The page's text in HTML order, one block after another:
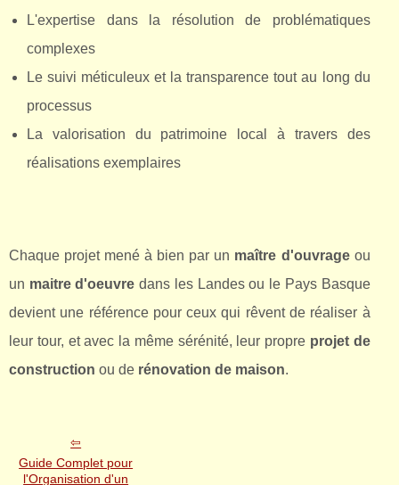
L'expertise dans la résolution de problématiques
complexes
Le suivi méticuleux et la transparence tout au long du
processus
La valorisation du patrimoine local à travers des
réalisations exemplaires
Chaque projet mené à bien par un maître d'ouvrageou
un maitre d'oeuvre dans les Landes ou le Pays Basque
devient une référence pour ceux qui rêvent de réaliser à
leur tour, et avec la même sérénité, leur propre projet de
construction ou de rénovation de maison.
Guide Complet pour
l'Organisation d'un